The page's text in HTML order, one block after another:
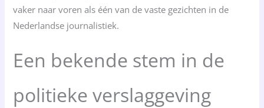
vaker naar voren als één van de vaste gezichten in de
Nederlandse journalistiek.
Een bekende stem in de
politieke verslaggeving